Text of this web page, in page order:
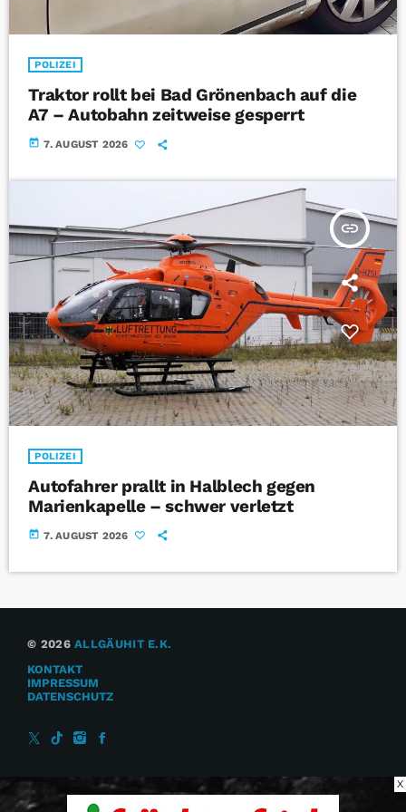
POLIZEI
Traktor rollt bei Bad Grönenbach auf die
A7 – Autobahn zeitweise gesperrt
today 7. AUGUST 2026
insert_link
POLIZEI
Autofahrer prallt in Halblech gegen
Marienkapelle – schwer verletzt
today 7. AUGUST 2026
© 2026ALLGÄUHIT E.K.
KONTAKT
IMPRESSUM
DATENSCHUTZ
X